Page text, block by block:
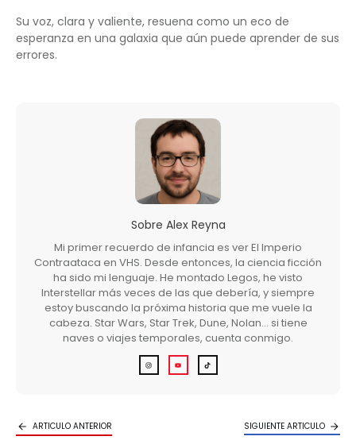
Su voz, clara y valiente, resuena como un eco de
esperanza en una galaxia que aún puede aprender de sus
errores.
Sobre Alex Reyna
Mi primer recuerdo de infancia es ver El Imperio
Contraataca en VHS. Desde entonces, la ciencia ficción
ha sido mi lenguaje. He montado Legos, he visto
Interstellar más veces de las que debería, y siempre
estoy buscando la próxima historia que me vuele la
cabeza. Star Wars, Star Trek, Dune, Nolan… si tiene
naves o viajes temporales, cuenta conmigo.
ARTICULO ANTERIOR SIGUIENTE ARTICULO